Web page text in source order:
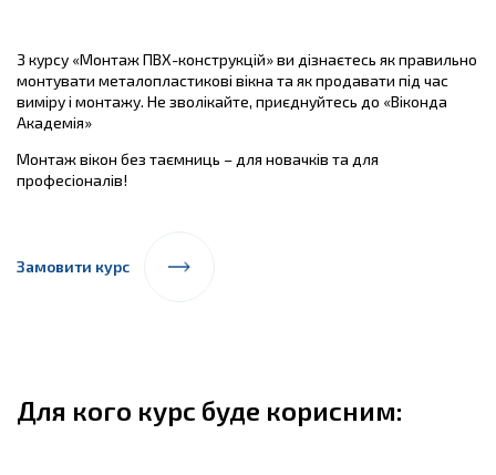
З курсу «Монтаж ПВХ-конструкцій» ви дізнаєтесь як правильно
монтувати металопластикові вікна та як продавати під час
виміру і монтажу. Не зволікайте, приєднуйтесь до «Віконда
Академія»
Монтаж вікон без таємниць – для новачків та для
професіоналів!
Замовити курс
Для кого курс буде корисним: